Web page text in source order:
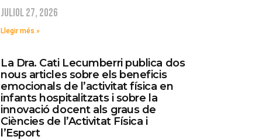
juliol 27, 2026
Llegir més »
La Dra. Cati Lecumberri publica dos
nous articles sobre els beneficis
emocionals de l’activitat física en
infants hospitalitzats i sobre la
innovació docent als graus de
Ciències de l’Activitat Física i
l’Esport